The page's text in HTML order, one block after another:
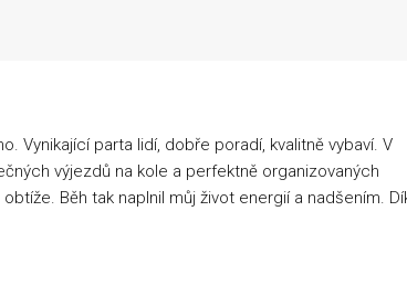
Vynikající parta lidí, dobře poradí, kvalitně vybaví. V
výjezdů na kole a perfektně organizovaných
Běh tak naplnil můj život energií a nadšením.